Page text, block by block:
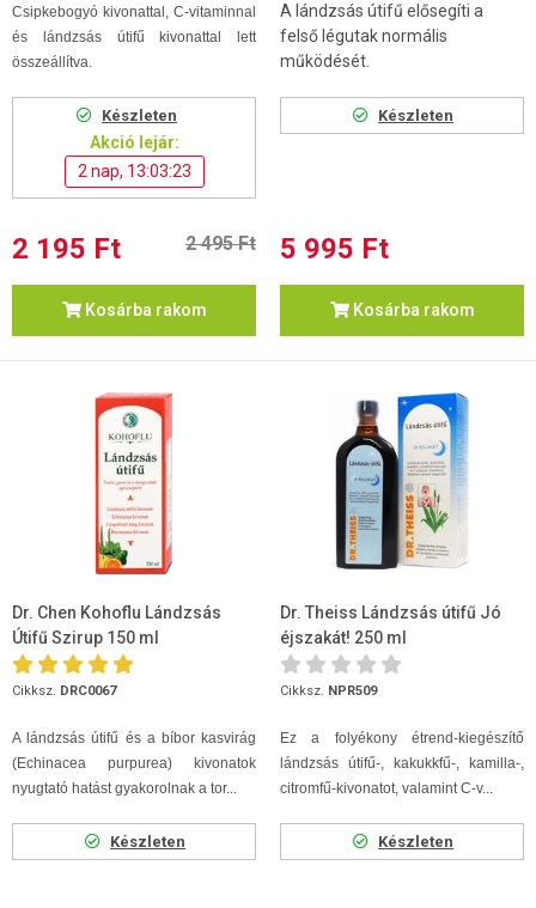
Csipkebogyó kivonattal, C-vitaminnal
és lándzsás útifű kivonattal lett
összeállítva.
Készleten
Akció lejár:
2 nap, 13:03:22
2 195 Ft 2 495 Ft
Kosárba rakom
A lándzsás útifű elősegíti a
felső légutak normális
működését.
Készleten
5 995 Ft
Kosárba rakom
Dr. Chen Kohoflu Lándzsás
Útifű Szirup 150 ml
Cikksz. DRC0067
A lándzsás útifű és a bíbor kasvirág
(Echinacea purpurea) kivonatok
nyugtató hatást gyakorolnak a tor...
Készleten
Dr. Theiss Lándzsás útifű Jó
éjszakát! 250 ml
Cikksz. NPR509
Ez a folyékony étrend-kiegészítő
lándzsás útifű-, kakukkfű-, kamilla-,
citromfű-kivonatot, valamint C-v...
Készleten